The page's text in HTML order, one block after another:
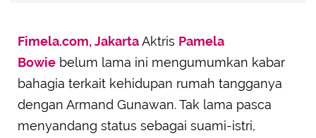
Fimela.com, JakartaAktris Pamela
Bowie belum lama ini mengumumkan kabar
bahagia terkait kehidupan rumah tangganya
dengan Armand Gunawan. Tak lama pasca
menyandang status sebagai suami-istri,